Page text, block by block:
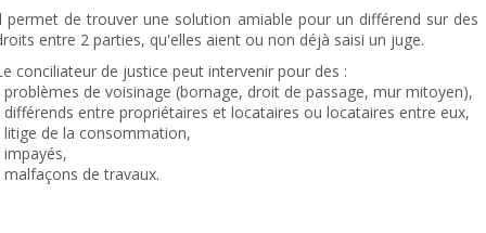
permet de trouver une solution amiable pour un différend sur des
entre 2 parties, qu'elles aient ou non déjà saisi un juge.
conciliateur de justice peut intervenir pour des :
problèmes de voisinage (bornage, droit de passage, mur mitoyen),
différends entre propriétaires et locataires ou locataires entre eux,
litige de la consommation,
impayés,
malfaçons de travaux.